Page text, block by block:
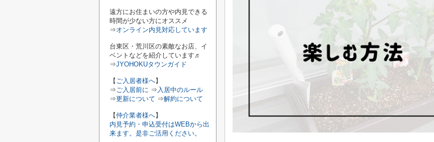
遠方にお住まいの方や内見できる
時間が少ない方にオススメ
⇒オンライン内見対応しています
台東区・荒川区の素敵なお店、イ
ベントなどを紹介しています♬
⇒JYOHOKUタウンガイド
【 ご入居者様へ】
⇒ご入居前に ⇒ 入居中のルール
⇒更新について ⇒解約について
【仲介業者様へ】
内見予約・申込受付はWEBから出
来ます。是非ご活用ください。